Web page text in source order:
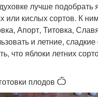
лучше подобрать
или кислых сортов. К
Апорт, Титовка,
и летние,
что яблоки летних
плодов Ѽ